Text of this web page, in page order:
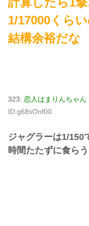
1/17000くら
結構余裕だな
323: 恋人はまりんちゃん
ID:g68sOnf00
ジャグラーは1/150
時間たたずに食らう